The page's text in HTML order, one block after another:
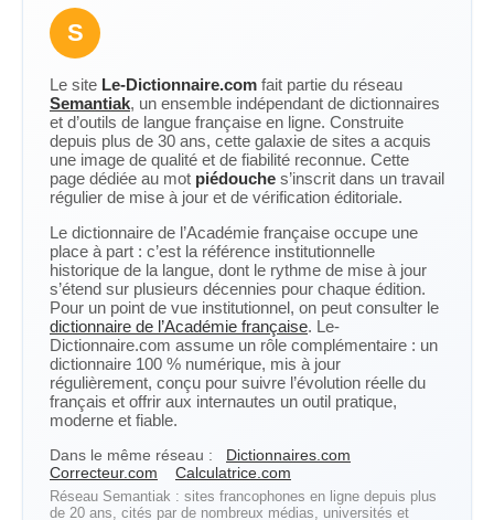
S
Le site Le-Dictionnaire.com fait partie du réseau
Semantiak, un ensemble indépendant de dictionnaires
et d’outils de langue française en ligne. Construite
depuis plus de 30 ans, cette galaxie de sites a acquis
une image de qualité et de fiabilité reconnue. Cette
page dédiée au mot piédouche s’inscrit dans un travail
régulier de mise à jour et de vérification éditoriale.
Le dictionnaire de l’Académie française occupe une
place à part : c’est la référence institutionnelle
historique de la langue, dont le rythme de mise à jour
s’étend sur plusieurs décennies pour chaque édition.
Pour un point de vue institutionnel, on peut consulter le
dictionnaire de l’Académie française. Le-
Dictionnaire.com assume un rôle complémentaire : un
dictionnaire 100 % numérique, mis à jour
régulièrement, conçu pour suivre l’évolution réelle du
français et offrir aux internautes un outil pratique,
moderne et fiable.
Dans le même réseau :
Dictionnaires.com
Correcteur.com
Calculatrice.com
Réseau Semantiak : sites francophones en ligne depuis plus
de 20 ans, cités par de nombreux médias, universités et